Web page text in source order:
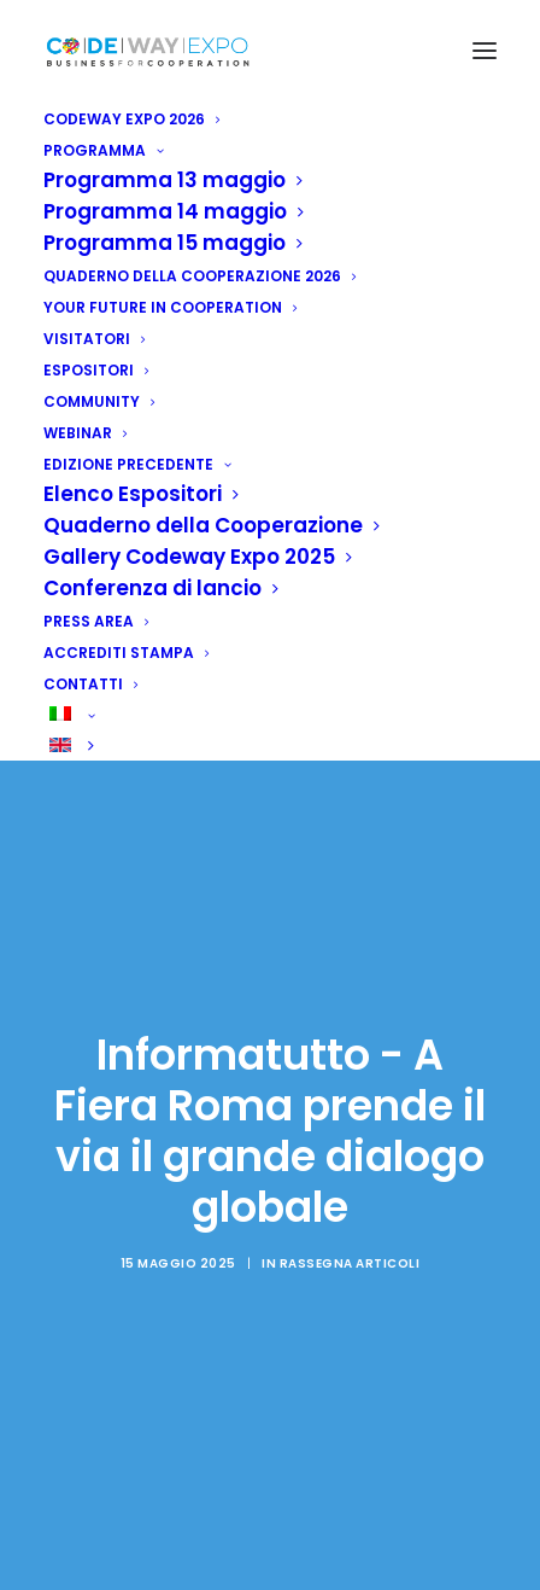
CODEWAY EXPO 2026
PROGRAMMA
Programma 13 maggio
Programma 14 maggio
Programma 15 maggio
QUADERNO DELLA COOPERAZIONE 2026
YOUR FUTURE IN COOPERATION
VISITATORI
ESPOSITORI
COMMUNITY
WEBINAR
EDIZIONE PRECEDENTE
Elenco Espositori
Quaderno della Cooperazione
Gallery Codeway Expo 2025
Conferenza di lancio
PRESS AREA
ACCREDITI STAMPA
CONTATTI
Informatutto - A
Fiera Roma prende il
via il grande dialogo
globale
15 MAGGIO 2025 | IN RASSEGNA ARTICOLI